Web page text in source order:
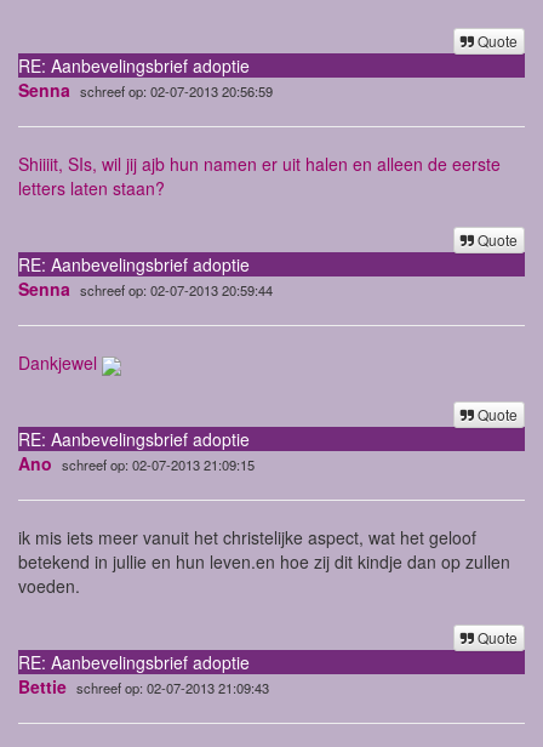
Quote
RE: Aanbevelingsbrief adoptie
Senna schreef op: 02-07-2013 20:56:59
Shiiiit, SIs, wil jij ajb hun namen er uit halen en alleen de eerste
letters laten staan?
Quote
RE: Aanbevelingsbrief adoptie
Senna schreef op: 02-07-2013 20:59:44
Dankjewel
Quote
RE: Aanbevelingsbrief adoptie
Ano schreef op: 02-07-2013 21:09:15
ik mis iets meer vanuit het christelijke aspect, wat het geloof
betekend in jullie en hun leven.en hoe zij dit kindje dan op zullen
voeden.
Quote
RE: Aanbevelingsbrief adoptie
Bettie schreef op: 02-07-2013 21:09:43